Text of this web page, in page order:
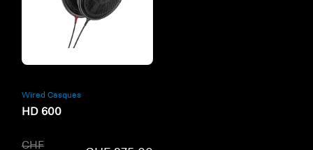
Wired Casques
HD 600
CHF